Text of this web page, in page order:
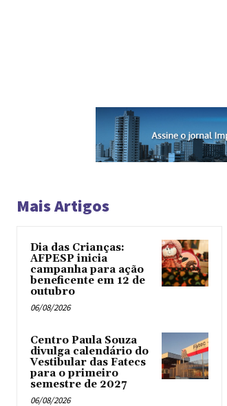
Mais Artigos
Dia das Crianças:
AFPESP inicia
campanha para ação
beneficente em 12 de
outubro
06/08/2026
Centro Paula Souza
divulga calendário do
Vestibular das Fatecs
para o primeiro
semestre de 2027
06/08/2026